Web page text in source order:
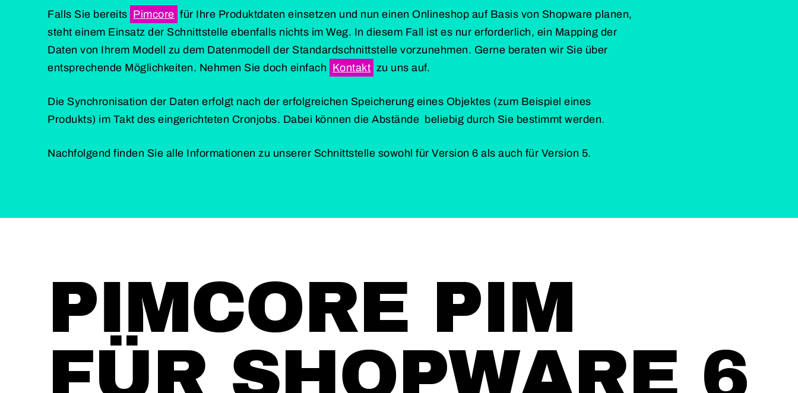
Falls Sie bereits Pimcore für Ihre Produktdaten einsetzen und nun einen Onlineshop auf Basis von Shopware planen,
steht einem Einsatz der Schnittstelle ebenfalls nichts im Weg. In diesem Fall ist es nur erforderlich, ein Mapping der
Daten von Ihrem Modell zu dem Datenmodell der Standardschnittstelle vorzunehmen. Gerne beraten wir Sie über
entsprechende Möglichkeiten. Nehmen Sie doch einfach Kontakt zu uns auf.
Die Synchronisation der Daten erfolgt nach der erfolgreichen Speicherung eines Objektes (zum Beispiel eines
Produkts) im Takt des eingerichteten Cronjobs. Dabei können die Abstände beliebig durch Sie bestimmt werden.
Nachfolgend finden Sie alle Informationen zu unserer Schnittstelle sowohl für Version 6 als auch für Version 5.
PIMCORE PIM
FÜR SHOPWARE 6